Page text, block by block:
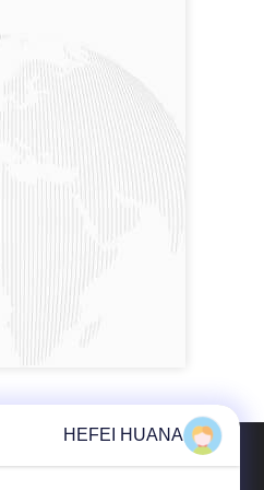
HEFEI HUANA